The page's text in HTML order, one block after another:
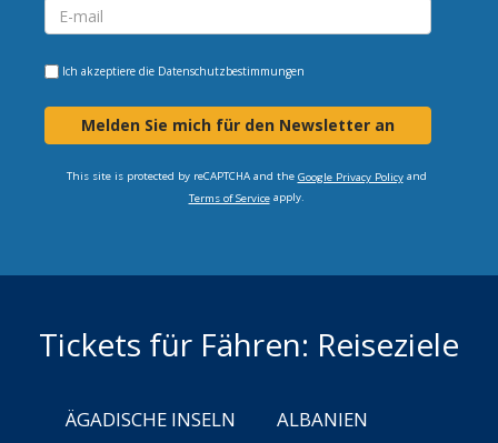
Ich akzeptiere die Datenschutzbestimmungen
Melden Sie mich für den Newsletter an
This site is protected by reCAPTCHA and the Google Privacy Policyand
Terms of Serviceapply.
Tickets für Fähren: Reiseziele
ÄGADISCHE INSELN
ALBANIEN